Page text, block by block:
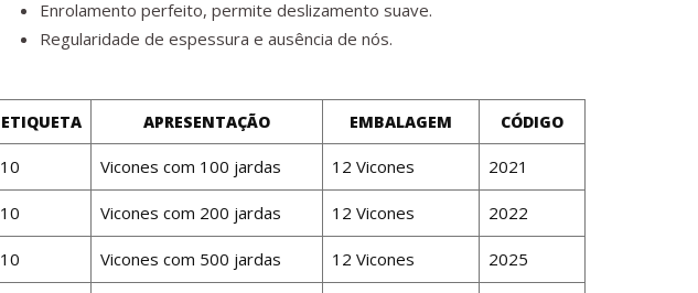
Enrolamento perfeito, permite deslizamento suave.
Regularidade de espessura e ausência de nós.
ETIQUETA APRESENTAÇÃO EMBALAGEM CÓDIGO
10 Vicones com 100 jardas 12 Vicones 2021
10 Vicones com 200 jardas 12 Vicones 2022
10 Vicones com 500 jardas 12 Vicones 2025